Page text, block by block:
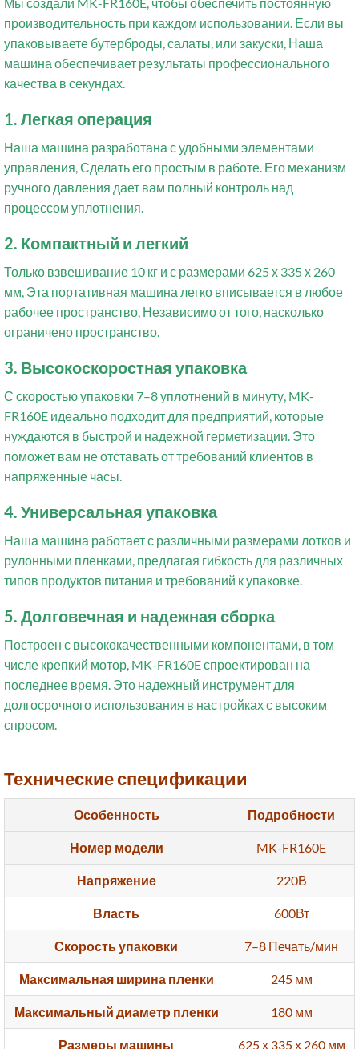
производительность при каждом использовании. Если вы
упаковываете бутерброды, салаты, или закуски, Наша
машина обеспечивает результаты профессионального
качества в секундах.
1. Легкая операция
Наша машина разработана с удобными элементами
управления, Сделать его простым в работе. Его механизм
ручного давления дает вам полный контроль над
процессом уплотнения.
2. Компактный и легкий
Только взвешивание 10 кг и с размерами 625 х 335 х 260
мм, Эта портативная машина легко вписывается в любое
рабочее пространство, Независимо от того, насколько
ограничено пространство.
3. Высокоскоростная упаковка
С скоростью упаковки 7–8 уплотнений в минуту, MK-
FR160E идеально подходит для предприятий, которые
нуждаются в быстрой и надежной герметизации. Это
поможет вам не отставать от требований клиентов в
напряженные часы.
4. Универсальная упаковка
Наша машина работает с различными размерами лотков и
рулонными пленками, предлагая гибкость для различных
типов продуктов питания и требований к упаковке.
5. Долговечная и надежная сборка
Построен с высококачественными компонентами, в том
числе крепкий мотор, MK-FR160E спроектирован на
последнее время. Это надежный инструмент для
долгосрочного использования в настройках с высоким
спросом.
Технические спецификации
Особенность Подробности
Номер модели MK-FR160E
Напряжение 220В
Власть 600Вт
Скорость упаковки 7–8 Печать/мин
Максимальная ширина пленки 245 мм
Максимальный диаметр пленки 180 мм
Размеры машины 625 х 335 х 260 мм